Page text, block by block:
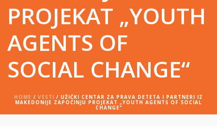
PROJEKAT „YOUTH
AGENTS OF
SOCIAL CHANGE“
HOME / VESTI / UŽIČKI CENTAR ZA PRAVA DETETA I PARTNERI IZ
MAKEDONIJE ZAPOČINJU PROJEKAT „YOUTH AGENTS OF SOCIAL
CHANGE“